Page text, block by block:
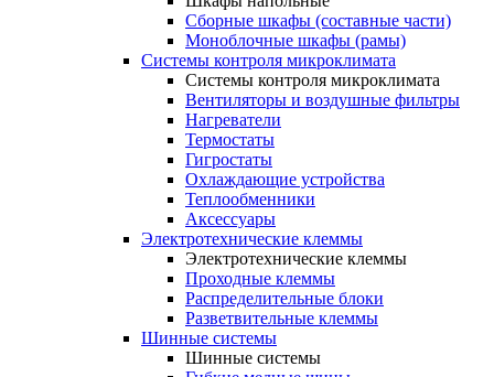
Сборные шкафы (составные части)
Моноблочные шкафы (рамы)
Системы контроля микроклимата
Системы контроля микроклимата
Вентиляторы и воздушные фильтры
Нагреватели
Термостаты
Гигростаты
Охлаждающие устройства
Теплообменники
Аксессуары
Электротехнические клеммы
Электротехнические клеммы
Проходные клеммы
Распределительные блоки
Разветвительные клеммы
Шинные системы
Шинные системы